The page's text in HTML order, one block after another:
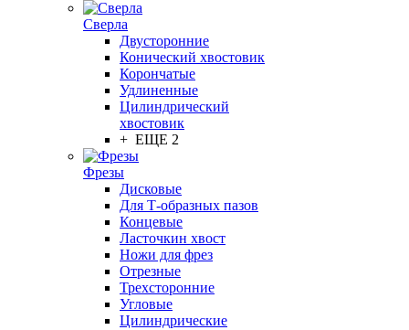
Сверла
Двусторонние
Конический хвостовик
Корончатые
Удлиненные
Цилиндрический
хвостовик
+ ЕЩЕ 2
Фрезы
Дисковые
Для Т-образных пазов
Концевые
Ласточкин хвост
Ножи для фрез
Отрезные
Трехсторонние
Угловые
Цилиндрические